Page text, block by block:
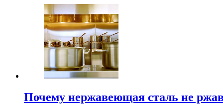
Почему нержавеющая сталь не